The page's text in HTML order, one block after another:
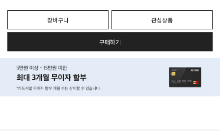
장바구니 관심상품
구매하기